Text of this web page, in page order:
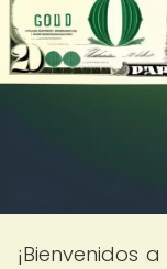
¡Bienvenidos a